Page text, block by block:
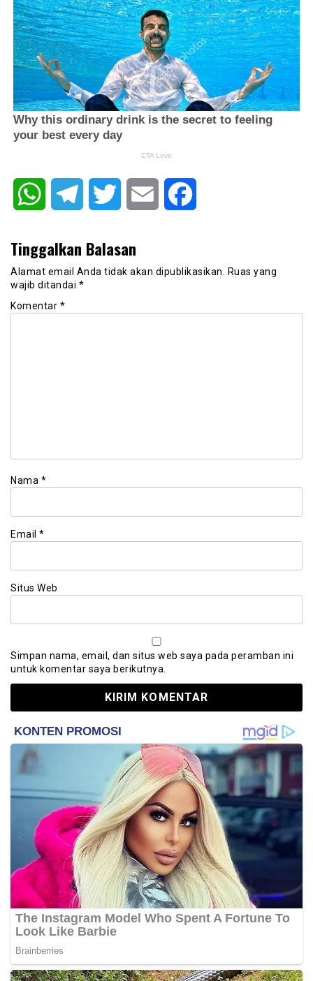
WhatsAppTelegram Twitter Email
Tinggalkan Balasan
Alamat email Anda tidak akan dipublikasikan.
Ruas yang
wajib ditandai *
Komentar *
Nama *
Email *
Situs Web
Simpan nama, email, dan situs web saya pada peramban ini
untuk komentar saya berikutnya.